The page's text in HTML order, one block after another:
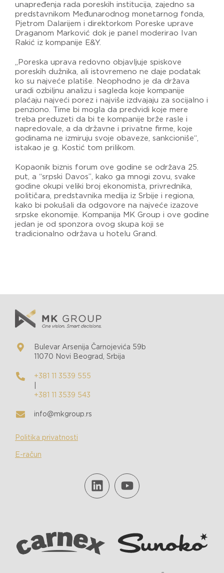
unapređenja rada poreskih institucija, zajedno sa
predstavnikom Međunarodnog monetarnog fonda,
Pjetrom Dalarijem i direktorkom Poreske uprave
Draganom Marković dok je panel moderirao Ivan
Rakić iz kompanije E&Y.
„Poreska uprava redovno objavljuje spiskove
poreskih dužnika, ali istovremeno ne daje podatak
ko su najveće platiše. Neophodno je da država
uradi ozbiljnu analizu i sagleda koje kompanije
plaćaju najveći porez i najviše izdvajaju za socijalno i
penziono. Time bi mogla da predvidi koje mere
treba preduzeti da bi te kompanije brže rasle i
napredovale, a da državne i privatne firme, koje
godinama ne izmiruju svoje obaveze, sankcioniše“,
istakao je g. Kostić tom prilikom.
Kopaonik biznis forum ove godine se održava 25.
put, a “srpski Davos”, kako ga mnogi zovu, svake
godine okupi veliki broj ekonomista, privrednika,
političara, predstavnika medija iz Srbije i regiona,
kako bi pokušali da odgovore na najveće izazove
srpske ekonomije.​ Kompanija MK Group i ove godine
jedan je od sponzora ovog skupa koji se
tradicionalno održava u hotelu Grand.
Bulevar Arsenija Čarnojevića 59b
11070 Novi Beograd, Srbija
+381 11 3539 555
+381 11 3539 543
info@mkgroup.rs
Politika privatnosti
E-račun